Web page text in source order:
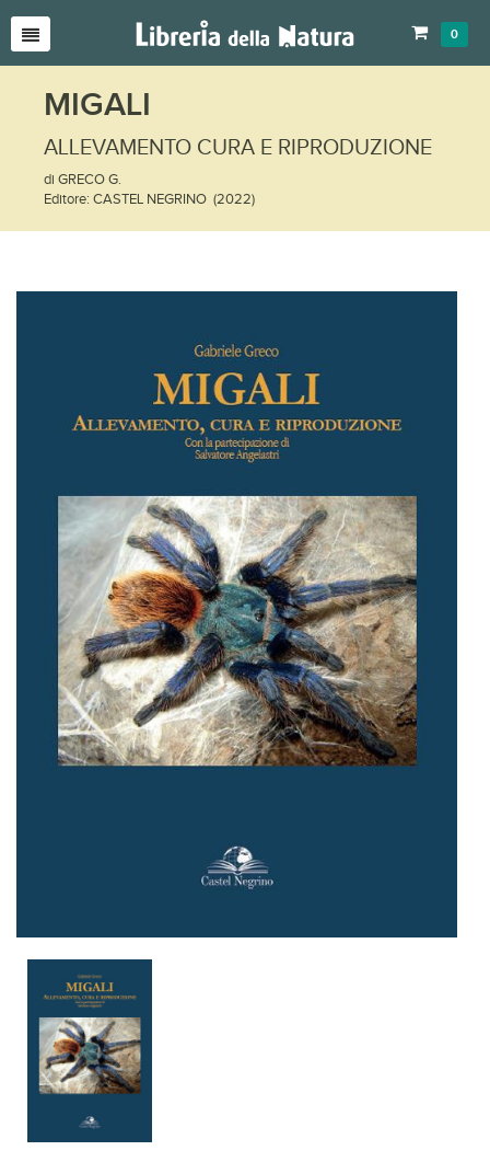
0
MIGALI
ALLEVAMENTO CURA E RIPRODUZIONE
di GRECO G.
Editore: CASTEL NEGRINO (2022)